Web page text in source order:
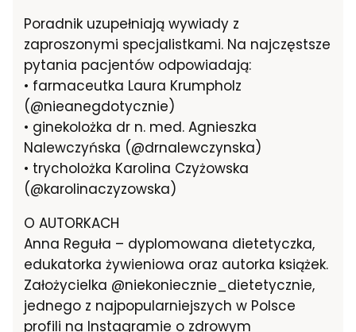
Poradnik uzupełniają wywiady z
zaproszonymi specjalistkami. Na najczęstsze
pytania pacjentów odpowiadają:
• farmaceutka Laura Krumpholz
(@nieanegdotycznie)
• ginekolożka dr n. med. Agnieszka
Nalewczyńska (@drnalewczynska)
• trycholożka Karolina Czyżowska
(@karolinaczyzowska)
O AUTORKACH
Anna Reguła – dyplomowana dietetyczka,
edukatorka żywieniowa oraz autorka książek.
Założycielka @niekoniecznie_dietetycznie,
jednego z najpopularniejszych w Polsce
profili na Instagramie o zdrowym